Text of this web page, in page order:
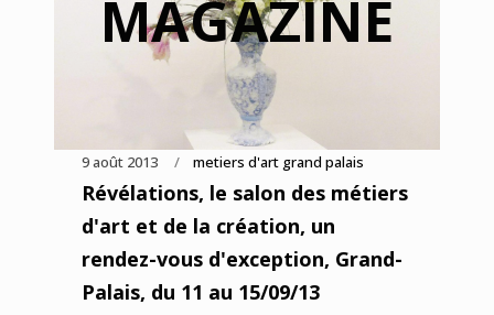
MAGAZINE
9 août 2013 metiers d'art grand palais
Révélations, le salon des métiers
d'art et de la création, un
rendez-vous d'exception, Grand-
Palais, du 11 au 15/09/13
En continuant, vous acceptez de nous communiquer
votre adresse email pour l’envoi de la Newsletter. En
aucun cas elle ne sera transmise à un tiers.